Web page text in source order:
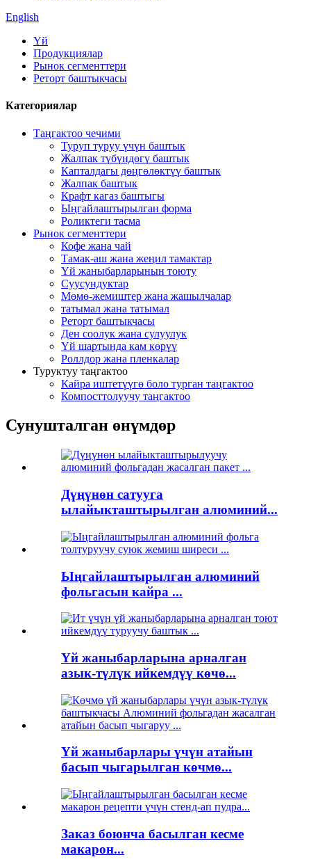
English
Үй
Продукциялар
Рынок сегменттери
Реторт баштыкчасы
Категориялар
Таңгактоо чечими
Туруп туруу үчүн баштык
Жалпак түбүндөгү баштык
Капталдагы дөңгөлөктүү баштык
Жалпак баштык
Крафт кагаз баштыгы
Ыңгайлаштырылган форма
Роликтеги тасма
Рынок сегменттери
Кофе жана чай
Тамак-аш жана жеңил тамактар
Үй жаныбарларынын тоюту
Суусундуктар
Мөмө-жемиштер жана жашылчалар
татымал жана татымал
Реторт баштыкчасы
Ден соолук жана сулуулук
Үй шартында кам көрүү
Роллдор жана пленкалар
Туруктуу таңгактоо
Кайра иштетүүгө боло турган таңгактоо
Компосттолуучу таңгактоо
Сунушталган өнүмдөр
Дүңүнөн сатууга
ылайыкташтырылган алюминий...
Ыңгайлаштырылган алюминий
фольгасын кайра ...
Үй жаныбарларына арналган
азык-түлүк ийкемдүү көчө...
Үй жаныбарлары үчүн атайын
басып чыгарылган көчмө...
Заказ боюнча басылган кесме
макарон...